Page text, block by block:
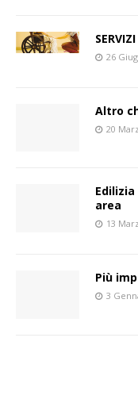
26
Altro
20
area
13
Più
3